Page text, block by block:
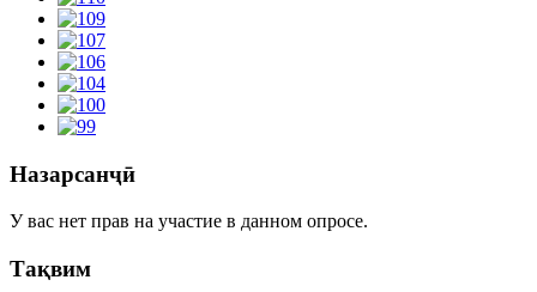
Назарсанҷӣ
У вас нет прав на участие в данном опросе.
Тақвим